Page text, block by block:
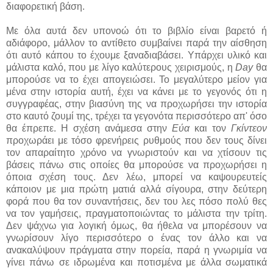
διαφορετική βάση.
Με όλα αυτά δεν υπονοώ ότι το βιβλίο είναι βαρετό ή
αδιάφορο, μάλλον το αντίθετο συμβαίνει παρά την αίσθηση
ότι αυτό κάπου το έχουμε ξαναδιαβάσει. Υπάρχει υλικό και
μάλιστα καλό, που με λίγο καλύτερους χειρισμούς, ηDayθα
μπορούσε να το έχει απογειώσει. Το μεγαλύτερο μείον για
μένα στην ιστορία αυτή, έχει να κάνει με το γεγονός ότι η
συγγραφέας, στην βιασύνη της να προχωρήσει την ιστορία
στο καυτό ζουμί της, τρέχει τα γεγονότα περισσότερο απ' όσο
θα έπρεπε. Η σχέση ανάμεσα στην Εύακαι τον Γκίντεον
προχωράει με τόσο φρενήρεις ρυθμούς που δεν τους δίνει
τον απαραίτητο χρόνο να γνωριστούν και να χτίσουν τις
βάσεις πάνω στις οποίες θα μπορούσε να προχωρήσει η
όποια σχέση τους. Δεν λέω, μπορεί να καψουρευτείς
κάποιον με μια πρώτη ματιά αλλά σίγουρα, στην δεύτερη
φορά που θα τον συναντήσεις, δεν του λες πόσο πολύ θες
να τον γαμήσεις, πραγματοποιώντας το μάλιστα την τρίτη.
Δεν ψάχνω για λογική όμως, θα ήθελα να μπορέσουν να
γνωρίσουν λίγο περισσότερο ο ένας τον άλλο και να
ανακαλύψουν πράγματα στην πορεία, παρά η γνωριμία να
γίνει πάνω σε ιδρωμένα και ποτισμένα με άλλα σωματικά